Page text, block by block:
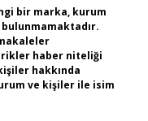
bir marka, kurum
haber niteliği
hakkında
ve kişiler ile isim